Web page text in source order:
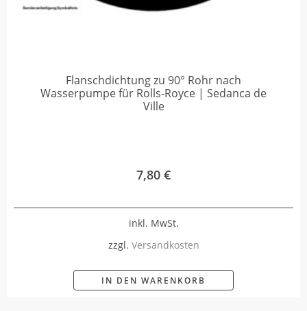
Flanschdichtung zu 90° Rohr nach
Wasserpumpe für Rolls-Royce | Sedanca de
Ville
7,80 €
inkl. MwSt.
zzgl. Versandkosten
IN DEN WARENKORB